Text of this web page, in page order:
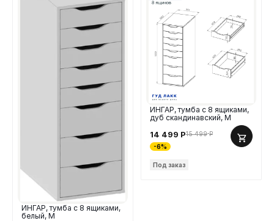
ИНГАР, тумба с 8 ящиками,
белый, М
ИНГАР, тумба с 8 ящиками,
дуб скандинавский, М
14 499 Р15 499 Р
-6%
Под заказ